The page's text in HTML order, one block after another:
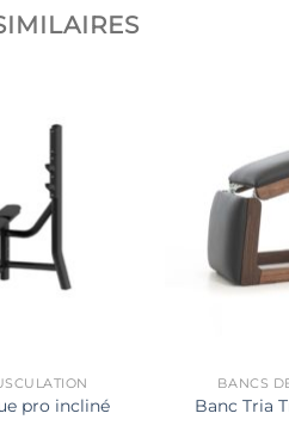
pro incliné
BANCS
Banc Tria